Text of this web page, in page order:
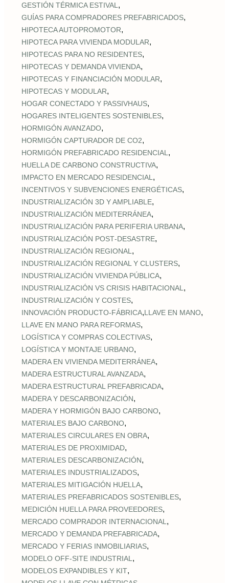
GESTIÓN TÉRMICA ESTIVAL ,
GUÍAS PARA COMPRADORES PREFABRICADOS,
HIPOTECA AUTOPROMOTOR,
HIPOTECA PARA VIVIENDA MODULAR,
HIPOTECAS PARA NO RESIDENTES,
HIPOTECAS Y DEMANDA VIVIENDA,
HIPOTECAS Y FINANCIACIÓN MODULAR,
HIPOTECAS Y MODULAR,
HOGAR CONECTADO Y PASSIVHAUS,
HOGARES INTELIGENTES SOSTENIBLES,
HORMIGÓN AVANZADO,
HORMIGÓN CAPTURADOR DE CO2,
HORMIGÓN PREFABRICADO RESIDENCIAL ,
HUELLA DE CARBONO CONSTRUCTIVA,
IMPACTO EN MERCADO RESIDENCIAL ,
INCENTIVOS Y SUBVENCIONES ENERGÉTICAS,
INDUSTRIALIZACIÓN 3D Y AMPLIABLE,
INDUSTRIALIZACIÓN MEDITERRÁNEA,
INDUSTRIALIZACIÓN PARA PERIFERIA URBANA,
INDUSTRIALIZACIÓN POST‑DESASTRE,
INDUSTRIALIZACIÓN REGIONAL ,
INDUSTRIALIZACIÓN REGIONAL Y CLUSTERS,
INDUSTRIALIZACIÓN VIVIENDA PÚBLICA,
INDUSTRIALIZACIÓN VS CRISIS HABITACIONAL ,
INDUSTRIALIZACIÓN Y COSTES,
INNOVACIÓN PRODUCTO-FÁBRICA,LLAVE EN MANO,
LLAVE EN MANO PARA REFORMAS,
LOGÍSTICA Y COMPRAS COLECTIVAS,
LOGÍSTICA Y MONTAJE URBANO,
MADERA EN VIVIENDA MEDITERRÁNEA,
MADERA ESTRUCTURAL AVANZADA,
MADERA ESTRUCTURAL PREFABRICADA,
MADERA Y DESCARBONIZACIÓN,
MADERA Y HORMIGÓN BAJO CARBONO,
MATERIALES BAJO CARBONO,
MATERIALES CIRCULARES EN OBRA,
MATERIALES DE PROXIMIDAD,
MATERIALES DESCARBONIZACIÓN,
MATERIALES INDUSTRIALIZADOS,
MATERIALES MITIGACIÓN HUELLA,
MATERIALES PREFABRICADOS SOSTENIBLES,
MEDICIÓN HUELLA PARA PROVEEDORES,
MERCADO COMPRADOR INTERNACIONAL ,
MERCADO Y DEMANDA PREFABRICADA,
MERCADO Y FERIAS INMOBILIARIAS,
MODELO OFF-SITE INDUSTRIAL ,
MODELOS EXPANDIBLES Y KIT,